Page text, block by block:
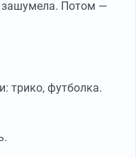
Потом —
трико, футболка.